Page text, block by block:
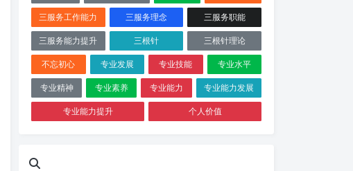
三服务工作能力
三服务理念
三服务职能
三服务能力提升
三根针
三根针理论
不忘初心
专业发展 专业技能
专业水平
专业精神
专业素养 专业能力
专业能力发展
专业能力提升
个人价值